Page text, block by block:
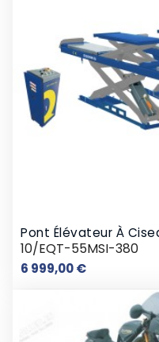
Pont Élévateur À
10/EQT-55MSI-380
6 999,00 €Prix